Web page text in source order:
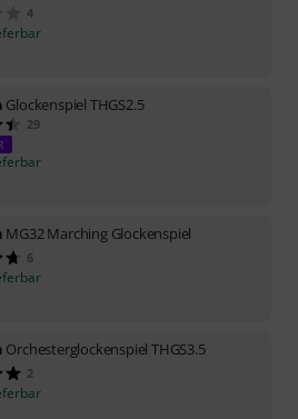
4
Glockenspiel THGS2.5
29
MG32 Marching Glockenspiel
6
Orchesterglockenspiel THGS3.5
2